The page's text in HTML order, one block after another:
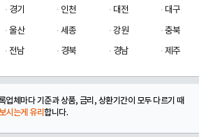
경기 인천 대전
대구
울산 세종 강원
충북
전남 경북 경남 제주
업체마다 기준과 상품, 금리, 상환기간이 모두 다르기 때
시는게 유리합니다.